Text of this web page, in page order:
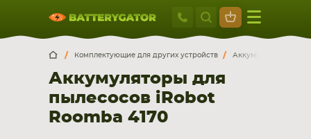
Москва
+7 495 414
Москва
г. Москва, ул. Ткацкая, 5с3 (м. Семеновская)
5 мин. ходьбы от ст.м. “Семеновская”
+7 495 414 28 59
смартфона, планшета
Комплектующие для других устройств Аккумуляторы для
Аккумуляторы для
пылесосов iRobot
Roomba 4170